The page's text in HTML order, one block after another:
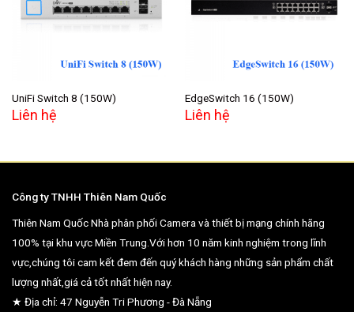
wishlist
UniFi Switch 8 (150W)
Liên hệ
wishlist
EdgeSwitch 16 (150W)
Liên hệ
Công ty TNHH Thiên Nam Quốc
Thiên Nam Quốc Nhà phân phối Camera và thiết bị mạng chính hãng
100% tại khu vực Miền Trung.Với hơn 10 năm kinh nghiệm trong lĩnh
vực,chúng tôi cam kết đem đến quý khách hàng những sản phẩm chất
lượng nhất,giá cả tốt nhất hiện nay.
★ Địa chỉ: 47 Nguyễn Tri Phương - Đà Nẵng